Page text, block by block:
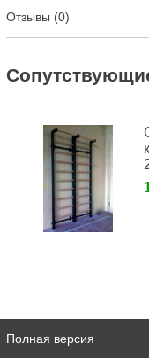
Отзывы (0)
Полная версия